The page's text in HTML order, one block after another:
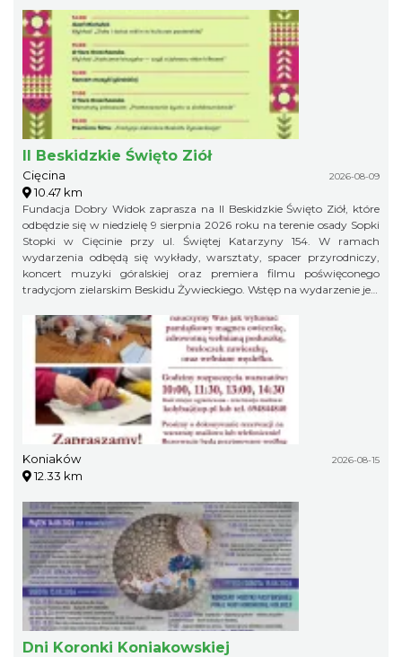
II Beskidzkie Święto Ziół
Cięcina 2026-08-09
10.47 km
Fundacja Dobry Widok zaprasza na II Beskidzkie Święto Ziół, które
odbędzie się w niedzielę 9 sierpnia 2026 roku na terenie osady Sopki
Stopki w Cięcinie przy ul. Świętej Katarzyny 154. W ramach
wydarzenia odbędą się wykłady, warsztaty, spacer przyrodniczy,
koncert muzyki góralskiej oraz premiera filmu poświęconego
tradycjom zielarskim Beskidu Żywieckiego. Wstęp na wydarzenie jest
Koniaków 2026-08-15
12.33 km
Dni Koronki Koniakowskiej